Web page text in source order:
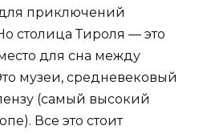
для приключений
столица Тироля — это
для сна между
музеи, средневековый
(самый высокий
Все это стоит